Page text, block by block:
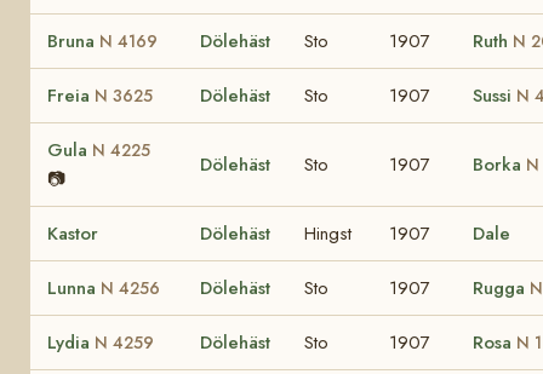
Bruna N 4169 Dölehäst Sto 1907 Ruth N
Freia N 3625 Dölehäst Sto 1907 Sussi N
Gula N 4225
📷
Dölehäst Sto 1907 Borka
Kastor Dölehäst Hingst 1907 Dale
Lunna N 4256 Dölehäst Sto 1907 Rugga
Lydia N 4259 Dölehäst Sto 1907 Rosa N